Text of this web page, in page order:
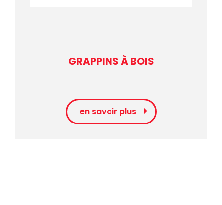
GRAPPINS À BOIS
en savoir plus